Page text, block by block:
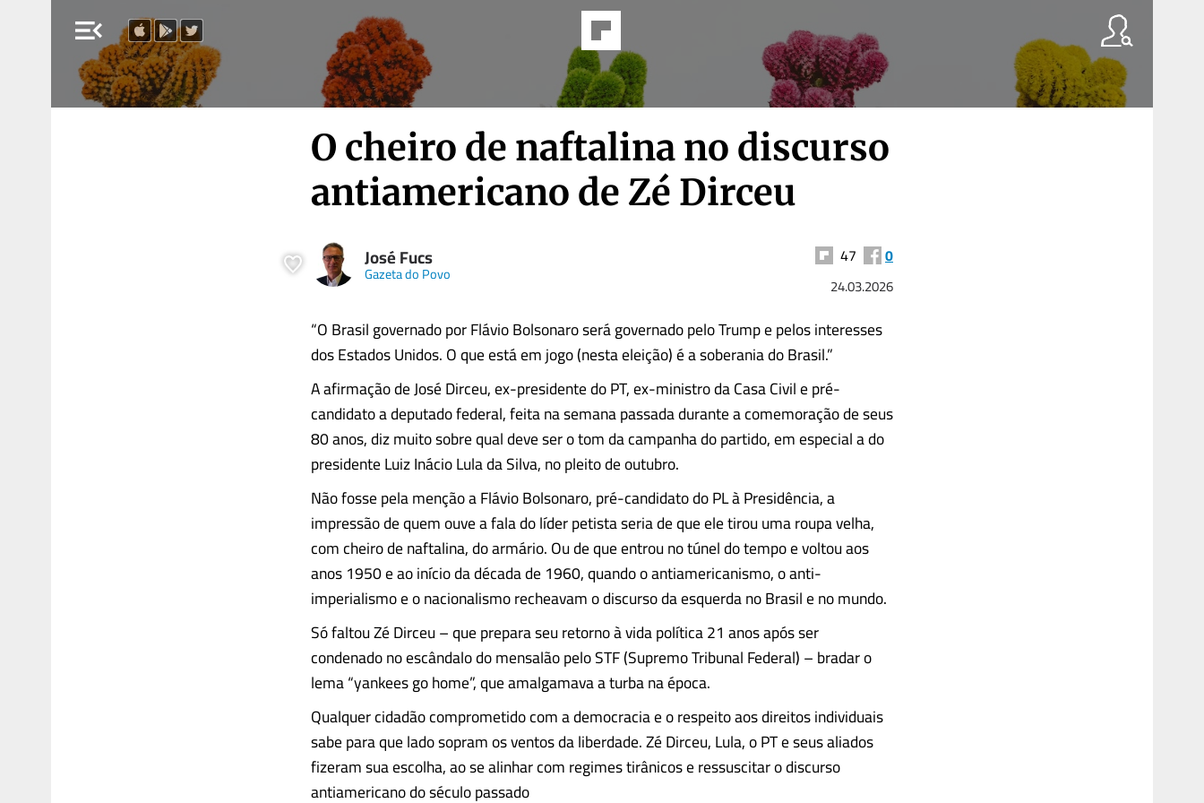
menu_open
O cheiro de naftalina no discurso
antiamericano de Zé Dirceu
José Fucs
Gazeta do Povo
47 0
24.03.2026
“O Brasil governado por Flávio Bolsonaro será governado pelo Trump e pelos interesses
dos Estados Unidos. O que está em jogo (nesta eleição) é a soberania do Brasil.”
A afirmação de José Dirceu, ex-presidente do PT, ex-ministro da Casa Civil e pré-
candidato a deputado federal, feita na semana passada durante a comemoração de seus
80 anos, diz muito sobre qual deve ser o tom da campanha do partido, em especial a do
presidente Luiz Inácio Lula da Silva, no pleito de outubro.
Não fosse pela menção a Flávio Bolsonaro, pré-candidato do PL à Presidência, a
impressão de quem ouve a fala do líder petista seria de que ele tirou uma roupa velha,
com cheiro de naftalina, do armário. Ou de que entrou no túnel do tempo e voltou aos
anos 1950 e ao início da década de 1960, quando o antiamericanismo, o anti-
imperialismo e o nacionalismo recheavam o discurso da esquerda no Brasil e no mundo.
Só faltou Zé Dirceu – que prepara seu retorno à vida política 21 anos após ser
condenado no escândalo do mensalão pelo STF (Supremo Tribunal Federal) – bradar o
lema “yankees go home”, que amalgamava a turba na época.
Qualquer cidadão comprometido com a democracia e o respeito aos direitos individuais
sabe para que lado sopram os ventos da liberdade. Zé Dirceu, Lula, o PT e seus aliados
fizeram sua escolha, ao se alinhar com regimes tirânicos e ressuscitar o discurso
antiamericano do século passado